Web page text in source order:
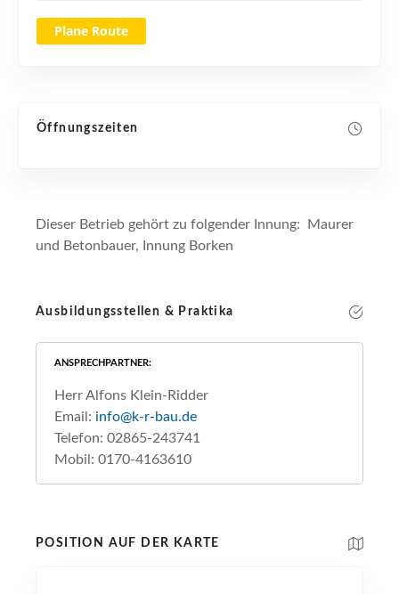
Plane Route
Öffnungszeiten
Dieser Betrieb gehört zu folgender Innung: Maurer
und Betonbauer, Innung Borken
Ausbildungsstellen & Praktika
ANSPRECHPARTNER
Herr Alfons Klein-Ridder
Email: info@k-r-bau.de
Telefon: 02865-243741
Mobil: 0170-4163610
POSITION AUF DER KARTE